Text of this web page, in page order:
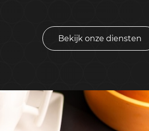
Bekijk onze diensten